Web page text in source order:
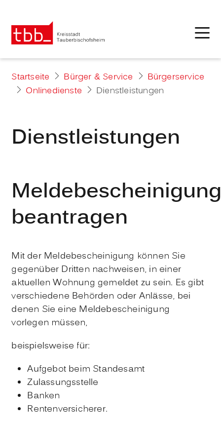
Startseite Bürger & Service
Bürgerservice
Onlinedienste
Dienstleistungen
Dienstleistungen
beantragen
Mit der Meldebescheinigung können Sie
gegenüber Dritten nachweisen, in einer
aktuellen Wohnung gemeldet zu sein. Es gibt
verschiedene Behörden oder Anlässe, bei
denen Sie eine Meldebescheinigung
vorlegen müssen,
beispielsweise für:
Aufgebot beim Standesamt
Zulassungsstelle
Banken
Rentenversicherer.